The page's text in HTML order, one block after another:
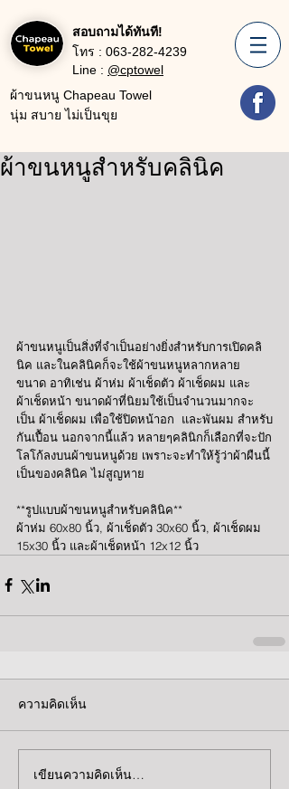
สอบถามได้ทันที!
โทร : 063-282-4239
Line : @cptowel
ผ้าขนหนู Chapeau Towel
นุ่ม สบาย ไม่เป็นขุย
ผ้าขนหนูสำหรับคลินิค
ผ้าขนหนูเป็นสิ่งที่จำเป็นอย่างยิ่งสำหรับการเปิดคลิ
นิค และในคลินิคก็จะใช้ผ้าขนหนูหลากหลาย
ขนาด อาทิเช่น ผ้าห่ม ผ้าเช็ดตัว ผ้าเช็ดผม และ
ผ้าเช็ดหน้า ขนาดผ้าที่นิยมใช้เป็นจำนวนมากจะ
เป็น ผ้าเช็ดผม เพื่อใช้ปิดหน้าอก  และพันผม สำหรับ
กันเปื้อน นอกจากนี้แล้ว หลายๆคลินิกก็เลือกที่จะปัก
โลโก้ลงบนผ้าขนหนูด้วย เพราะจะทำให้รู้ว่าผ้าผืนนี้
เป็นของคลินิค ไม่สูญหาย
**รูปแบบผ้าขนหนูสำหรับคลินิค**
ผ้าห่ม 60x80 นิ้ว, ผ้าเช็ดตัว 30x60 นิ้ว, ผ้าเช็ดผม
15x30 นิ้ว และผ้าเช็ดหน้า 12x12 นิ้ว
ความคิดเห็น
เขียนความคิดเห็น…